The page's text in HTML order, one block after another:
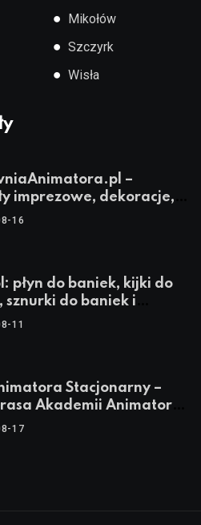
● Mikołów
● Szczyrk
● Wisła
–
imprezowe, dekoracje,
dla animatorów
16
płyn do baniek, kijki do
sznurki do baniek i
do baniek
11
Stacjonarny –
Akademii Animatora
2025
17